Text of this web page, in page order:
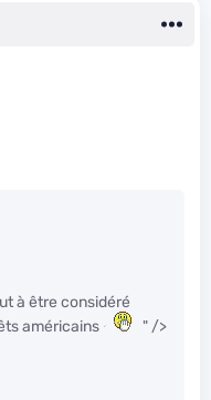
à être considéré
américains
" />